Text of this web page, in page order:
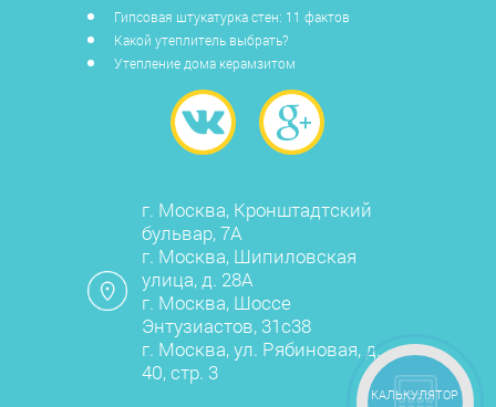
Гипсовая штукатурка стен: 11 фактов
Какой утеплитель выбрать?
Утепление дома керамзитом
г. Москва, Кронштадтский
бульвар, 7А
г. Москва, Шипиловская
улица, д. 28А
г. Москва, Шоссе
Энтузиастов, 31с38
г. Москва, ул. Рябиновая, д.
40, стр. 3
КАЛЬКУЛЯТОР